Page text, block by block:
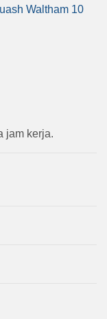
Waltham 10
jam kerja.